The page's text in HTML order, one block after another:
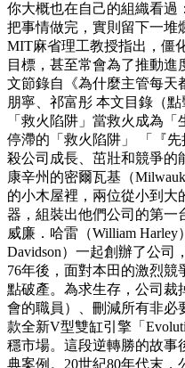
你大概也在自己的組織看過
把事情做完，實則留下一堆
MIT麻省理工教授指出，僵
目標，甚至常會為了推動
文節錄自《為什麼主管每天
朋寧、祁富彤 本文目錄（
「救火陷阱」當救火成為
停滯的「救火陷阱」 「『
殺公司成長、茁壯和競爭的
康辛州的密爾瓦基（
的小木屋裡，兩位從小到大
器，組裝出他們公司的第一
威廉．哈雷（William
Davidson）一起創辦了公司
76年後，面對本田的激烈
點破產。為求生存，公司裁
會的職員）、刪減所有非必
款全新V型雙缸引擎「
穩市場。這段逆轉勝的故事
典案例。20世紀80年代末